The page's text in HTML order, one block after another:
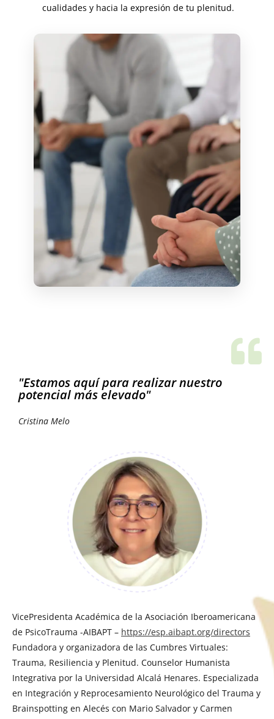
cualidades y hacia la expresión de tu plenitud.
"Estamos aquí para realizar nuestro
potencial más elevado"
Cristina Melo
VicePresidenta Académica de la Asociación Iberoamericana
de PsicoTrauma -AIBAPT – https://esp.aibapt.org/directors
Fundadora y organizadora de las Cumbres Virtuales:
Trauma, Resiliencia y Plenitud. Counselor Humanista
Integrativa por la Universidad Alcalá Henares. Especializada
en Integración y Reprocesamiento Neurológico del Trauma y
Brainspotting en Alecés con Mario Salvador y Carmen